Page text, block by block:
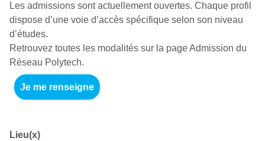
Les admissions sont actuellement ouvertes. Chaque profil
dispose d’une voie d’accès spécifique selon son niveau
d’études.
Retrouvez toutes les modalités sur la page Admission du
Réseau Polytech.
Je me renseigne
Lieu(x)